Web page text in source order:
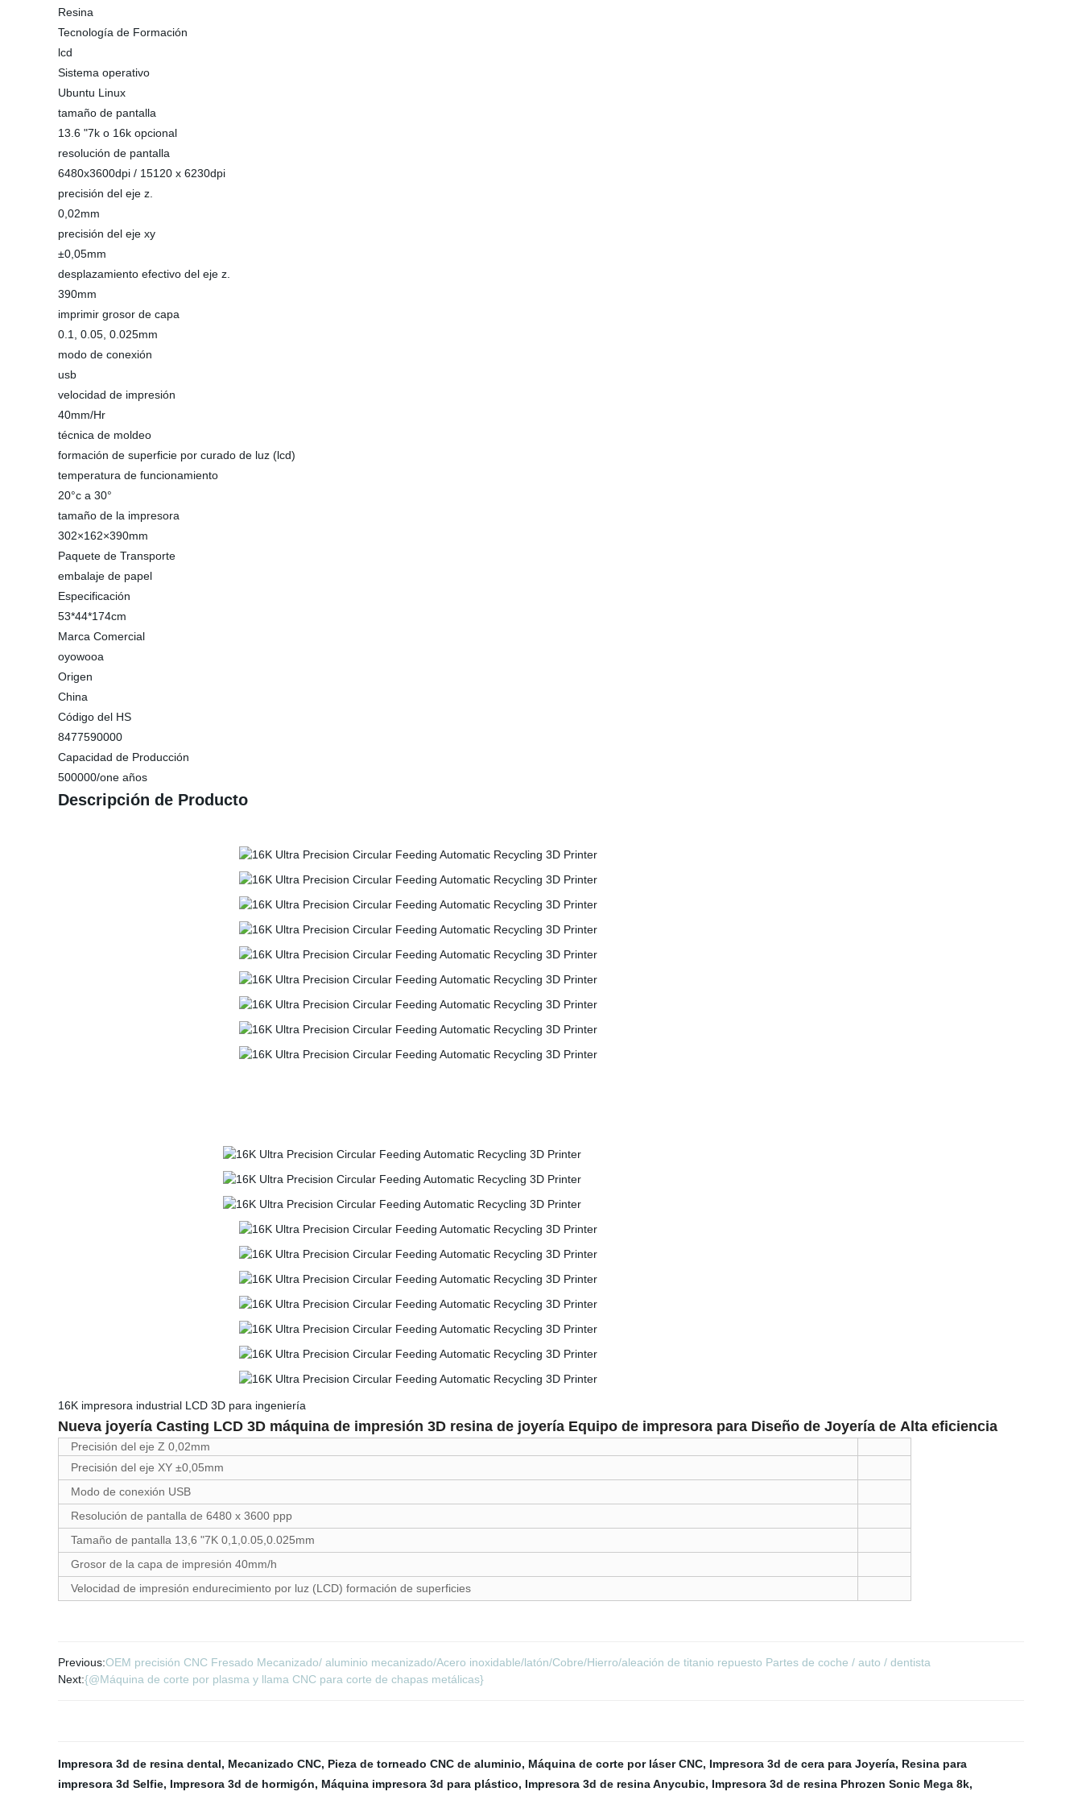
Resina
Tecnología de Formación
lcd
Sistema operativo
Ubuntu Linux
tamaño de pantalla
13.6 "7k o 16k opcional
resolución de pantalla
6480x3600dpi / 15120 x 6230dpi
precisión del eje z.
0,02mm
precisión del eje xy
±0,05mm
desplazamiento efectivo del eje z.
390mm
imprimir grosor de capa
0.1, 0.05, 0.025mm
modo de conexión
usb
velocidad de impresión
40mm/Hr
técnica de moldeo
formación de superficie por curado de luz (lcd)
temperatura de funcionamiento
20°c a 30°
tamaño de la impresora
302×162×390mm
Paquete de Transporte
embalaje de papel
Especificación
53*44*174cm
Marca Comercial
oyowooa
Origen
China
Código del HS
8477590000
Capacidad de Producción
500000/one años
Descripción de Producto
16K impresora industrial LCD 3D para ingeniería
Nueva joyería Casting LCD 3D máquina de impresión 3D resina de joyería Equipo de impresora para Diseño de Joyería de Alta eficiencia
Precisión del eje Z 0,02mm
Precisión del eje XY ±0,05mm
Modo de conexión USB
Resolución de pantalla de 6480 x 3600 ppp
Tamaño de pantalla 13,6 "7K 0,1,0.05,0.025mm
Grosor de la capa de impresión 40mm/h
Velocidad de impresión endurecimiento por luz (LCD) formación de superficies
Previous:OEM precisión CNC Fresado Mecanizado/ aluminio mecanizado/Acero inoxidable/latón/Cobre/Hierro/aleación de titanio repuesto Partes de coche / auto / dentista
Next:{@Máquina de corte por plasma y llama CNC para corte de chapas metálicas}
Impresora 3d de resina dental, Mecanizado CNC, Pieza de torneado CNC de aluminio, Máquina de corte por láser CNC, Impresora 3d de cera para Joyería, Resina para
impresora 3d Selfie, Impresora 3d de hormigón, Máquina impresora 3d para plástico, Impresora 3d de resina Anycubic, Impresora 3d de resina Phrozen Sonic Mega 8k,